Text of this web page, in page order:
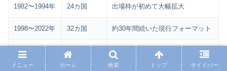
1982〜1994年 24カ国 出場枠が初めて大幅拡大
1998〜2022年 32カ国 約30年間続いた現行フォーマット
2026年〜 48カ国 史上最大規模の拡大
メニュー ホーム 検索 トップ サイドバー